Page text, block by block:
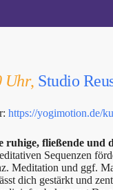
Uhr, Studio
https://yogimotion.de/
fließende und
Sequenzen
Meditation und ggf.
dich gestärkt und